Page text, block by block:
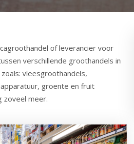
of leverancier voor
verschillende groothandels in
vleesgroothandels,
groente en fruit
zoveel meer.